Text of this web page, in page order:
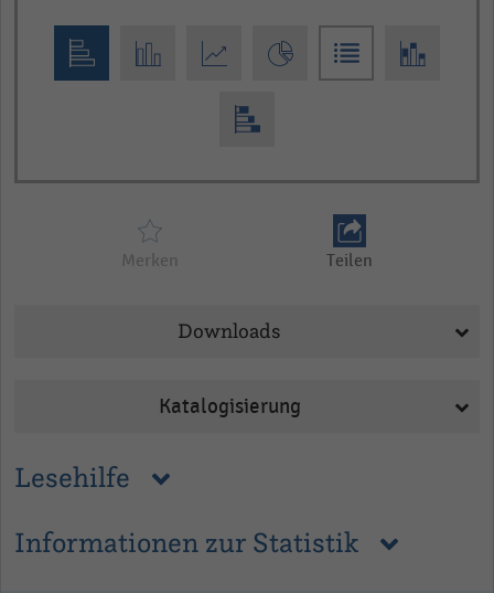
Lesehilfe
Informationen zur Statistik
interactive
Merken Teilen
Downloads
Katalogisierung